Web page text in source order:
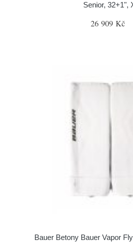
Senior, 32+1",
26 909 Kč
Bauer Betony Bauer Vapor